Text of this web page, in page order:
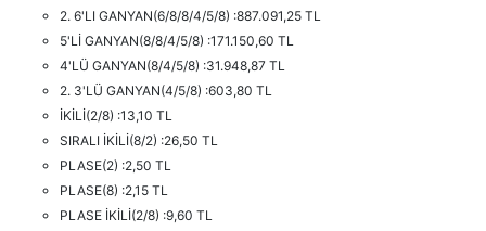
2. 6'LI GANYAN(6/8/8/4/5/8) :887.091,25 TL
5'Lİ GANYAN(8/8/4/5/8) :171.150,60 TL
4'LÜ GANYAN(8/4/5/8) :31.948,87 TL
2. 3'LÜ GANYAN(4/5/8) :603,80 TL
İKİLİ(2/8) :13,10 TL
SIRALI İKİLİ(8/2) :26,50 TL
PLASE(2) :2,50 TL
PLASE(8) :2,15 TL
PLASE İKİLİ(2/8) :9,60 TL